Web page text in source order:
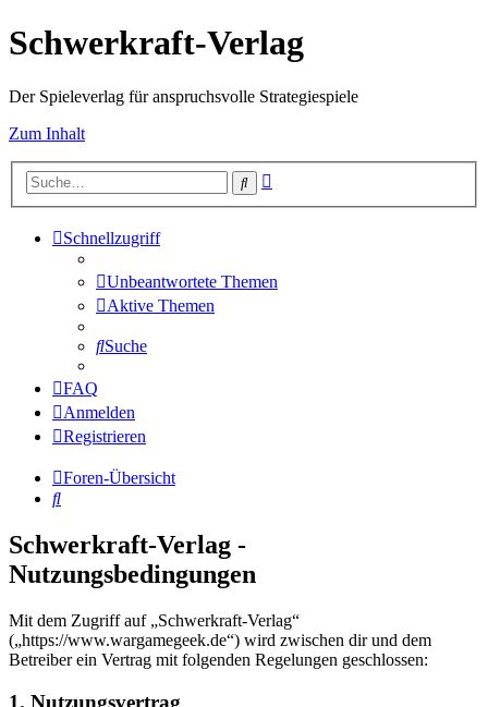
Schwerkraft-Verlag
Der Spieleverlag für anspruchsvolle Strategiespiele
Zum Inhalt
Suche
Schnellzugriff
Unbeantwortete Themen
Aktive Themen
Suche
FAQ
Anmelden
Registrieren
Foren-Übersicht
Suche
Schwerkraft-Verlag -
Nutzungsbedingungen
Mit dem Zugriff auf „Schwerkraft-Verlag“
(„https://www.wargamegeek.de“) wird zwischen dir und dem
Betreiber ein Vertrag mit folgenden Regelungen geschlossen:
1. Nutzungsvertrag